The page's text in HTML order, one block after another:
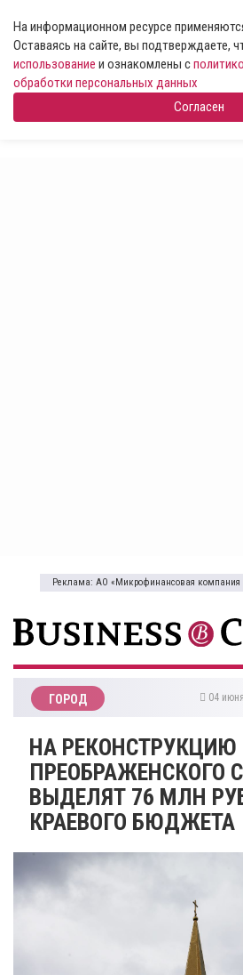
На информационном ресурсе
Оставаясь на сайте, вы подтверждаете,
использование и ознакомлены с
обработки персональных данных
Согласен
Реклама: АО «Микрофинансовая компания
ГОРОД 04
НА РЕКОНСТРУКЦИЮ
ПРЕОБРАЖЕНСКОГО
ВЫДЕЛЯТ 76 МЛН
КРАЕВОГО БЮДЖЕТА